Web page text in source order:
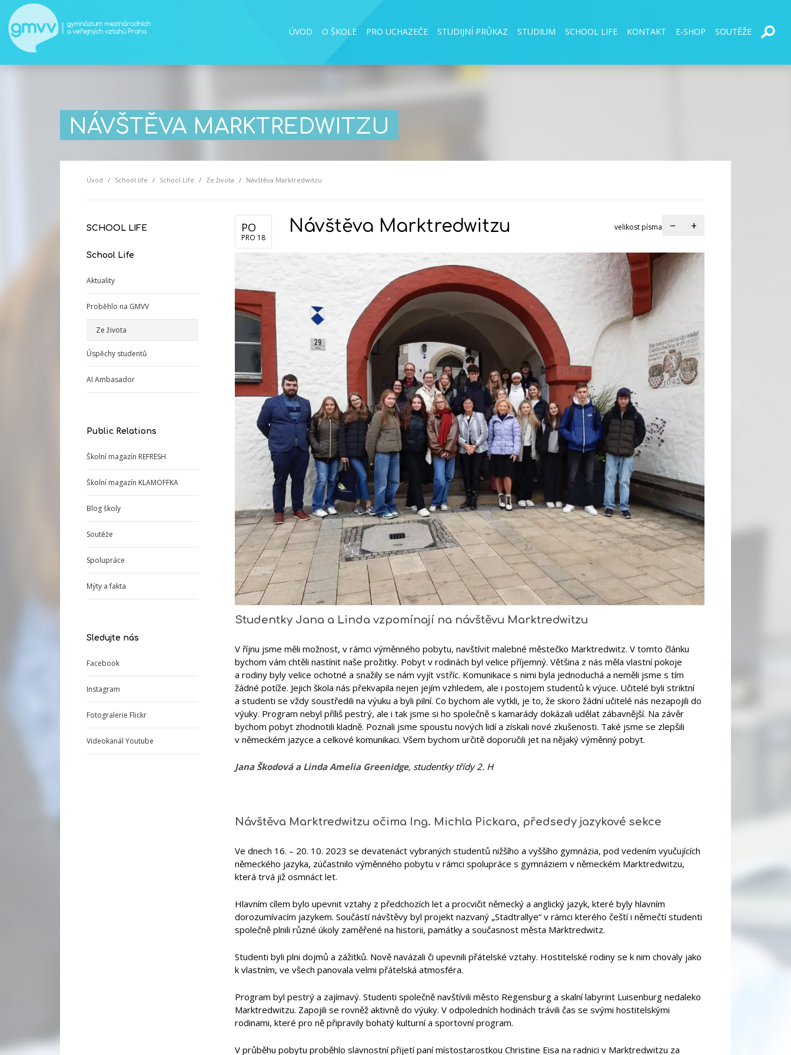
ÚVOD O ŠKOLE PRO UCHAZEČE STUDIJNÍ PRŮKAZ STUDIUM SCHOOL LIFE KONTAKT E-SHOP SOUTĚŽE
NÁVŠTĚVA MARKTREDWITZU
Úvod School life School Life Ze života Návštěva Marktredwitzu
SCHOOL LIFE
School Life
Aktuality
Proběhlo na GMVV
Ze života
Úspěchy studentů
AI Ambasador
Public Relations
Školní magazín REFRESH
Školní magazín KLAMOFFKA
Blog školy
Soutěže
Spolupráce
Mýty a fakta
Sledujte nás
Facebook
Instagram
Fotogralerie Flickr
Videokanál Youtube
PO
PRO 18
Návštěva Marktredwitzu velikost písma − +
Studentky Jana a Linda vzpomínají na návštěvu Marktredwitzu
V říjnu jsme měli možnost, v rámci výměnného pobytu, navštívit malebné městečko Marktredwitz. V tomto článku
bychom vám chtěli nastínit naše prožitky. Pobyt v rodinách byl velice příjemný. Většina z nás měla vlastní pokoje
a rodiny byly velice ochotné a snažily se nám vyjít vstříc. Komunikace s nimi byla jednoduchá a neměli jsme s tím
žádné potíže. Jejich škola nás překvapila nejen jejím vzhledem, ale i postojem studentů k výuce. Učitelé byli striktní
a studenti se vždy soustředili na výuku a byli pilní. Co bychom ale vytkli, je to, že skoro žádní učitelé nás nezapojili do
výuky. Program nebyl příliš pestrý, ale i tak jsme si ho společně s kamarády dokázali udělat zábavnější. Na závěr
bychom pobyt zhodnotili kladně. Poznali jsme spoustu nových lidí a získali nové zkušenosti. Také jsme se zlepšili
v německém jazyce a celkové komunikaci. Všem bychom určitě doporučili jet na nějaký výměnný pobyt.
Jana Škodová a Linda Amelia Greenidge, studentky třídy 2. H
Návštěva Marktredwitzu očima Ing. Michla Pickara, předsedy jazykové sekce
Ve dnech 16. – 20. 10. 2023 se devatenáct vybraných studentů nižšího a vyššího gymnázia, pod vedením vyučujících
německého jazyka, zúčastnilo výměnného pobytu v rámci spolupráce s gymnáziem v německém Marktredwitzu,
která trvá již osmnáct let.
Hlavním cílem bylo upevnit vztahy z předchozích let a procvičit německý a anglický jazyk, které byly hlavním
dorozumívacím jazykem. Součástí návštěvy byl projekt nazvaný „Stadtrallye“ v rámci kterého čeští i němečtí studenti
společně plnili různé úkoly zaměřené na historii, památky a současnost města Marktredwitz.
Studenti byli plni dojmů a zážitků. Nově navázali či upevnili přátelské vztahy. Hostitelské rodiny se k nim chovaly jako
k vlastním, ve všech panovala velmi přátelská atmosféra.
Program byl pestrý a zajímavý. Studenti společně navštívili město Regensburg a skalní labyrint Luisenburg nedaleko
Marktredwitzu. Zapojili se rovněž aktivně do výuky. V odpoledních hodinách trávili čas se svými hostitelskými
rodinami, které pro ně připravily bohatý kulturní a sportovní program.
V průběhu pobytu proběhlo slavnostní přijetí paní místostarostkou Christine Eisa na radnici v Marktredwitzu za